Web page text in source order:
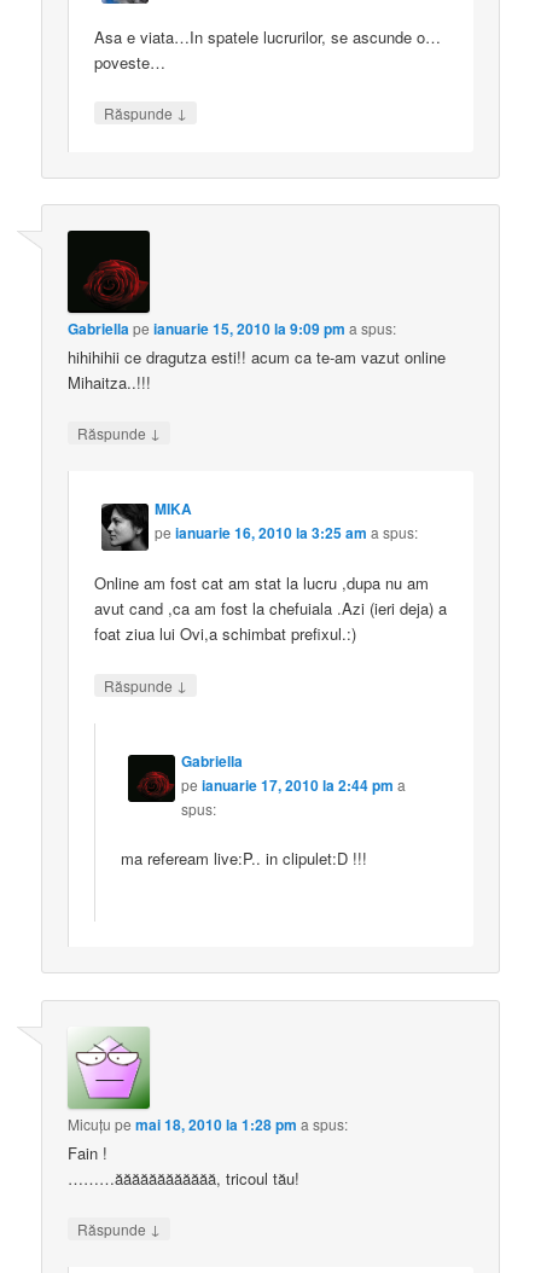
Asa e viata…In spatele lucrurilor, se ascunde o…
poveste…
Răspunde ↓
Gabriellapeianuarie 15, 2010 la 9:09 pm a spus:
hihihihii ce dragutza esti!! acum ca te-am vazut online
Mihaitza..!!!
Răspunde ↓
MIKA
peianuarie 16, 2010 la 3:25 am a spus:
Online am fost cat am stat la lucru ,dupa nu am
avut cand ,ca am fost la chefuiala .Azi (ieri deja) a
foat ziua lui Ovi,a schimbat prefixul.:)
Răspunde ↓
Gabriella
peianuarie 17, 2010 la 2:44 pm a
spus:
ma refeream live:P.. in clipulet:D !!!
Micuţu pemai 18, 2010 la 1:28 pm a spus:
Fain !
………ăăăăăăăăăăăă, tricoul tău!
Răspunde ↓